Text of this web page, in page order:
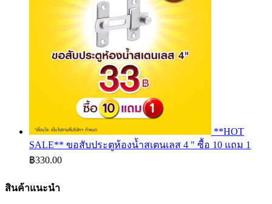
**HOT
SALE** ขอสับประตูห้องน้ำสเตนเลส 4 " ซื้อ 10 แถม 1
฿330.00
สินค้าแนะนำ